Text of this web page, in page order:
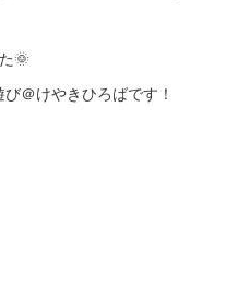
🌞
＠けやきひろばです！